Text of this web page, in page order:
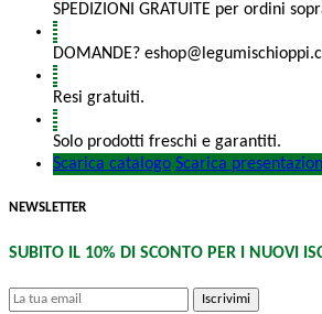
SPEDIZIONI GRATUITE per ordini
DOMANDE?
Resi gratuiti.
Solo prodotti freschi e garantiti.
Scarica catalogo Scarica
NEWSLETTER
SUBITO IL 10% DI SCONTO PER I NUOVI
Iscrivimi